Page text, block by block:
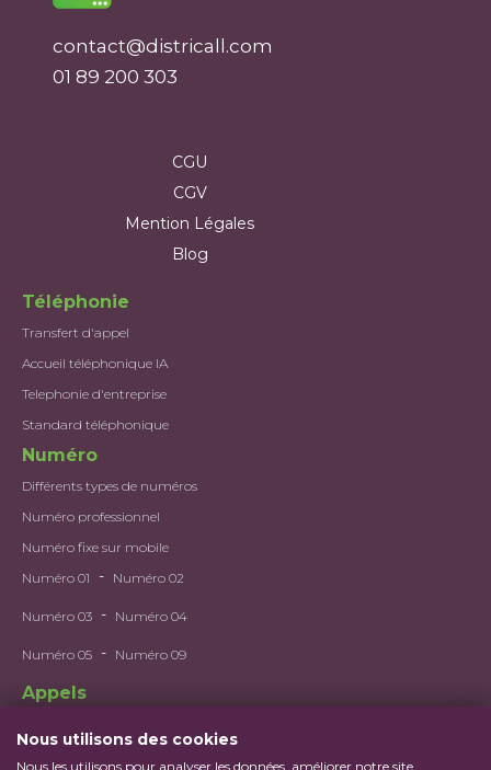
contact@districall.com
01 89 200 303
CGU
CGV
Mention Légales
Blog
Téléphonie
Transfert d'appel
Accueil téléphonique IA
Telephonie d'entreprise
Standard téléphonique
Numéro
Différents types de numéros
Numéro professionnel
Numéro fixe sur mobile
Numéro 01 - Numéro 02
Numéro 03 - Numéro 04
Numéro 05 - Numéro 09
Appels
Nous utilisons des cookies
Nous les utilisons pour analyser les données, améliorer notre site,